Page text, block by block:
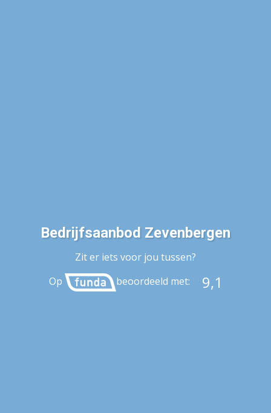
Bedrijfsaanbod Zevenbergen
Zit er iets voor jou tussen?
Op
beoordeeld met: 9,1